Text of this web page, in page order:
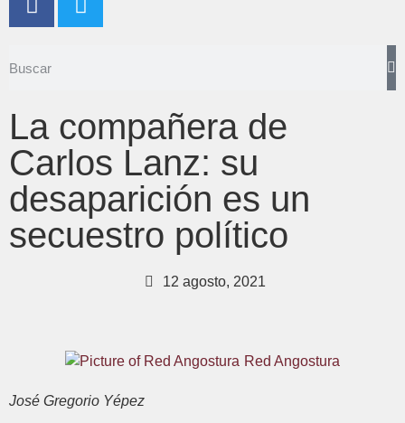
La compañera de
Carlos Lanz: su
desaparición es un
secuestro político
12 agosto, 2021
Red Angostura
José Gregorio Yépez